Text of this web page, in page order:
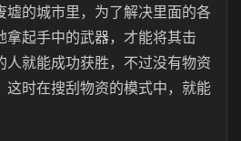
墟的城市里，为了解决里面的各
拿起手中的武器，才能将其击
人就能成功获胜，不过没有物资
这时在搜刮物资的模式中，就能